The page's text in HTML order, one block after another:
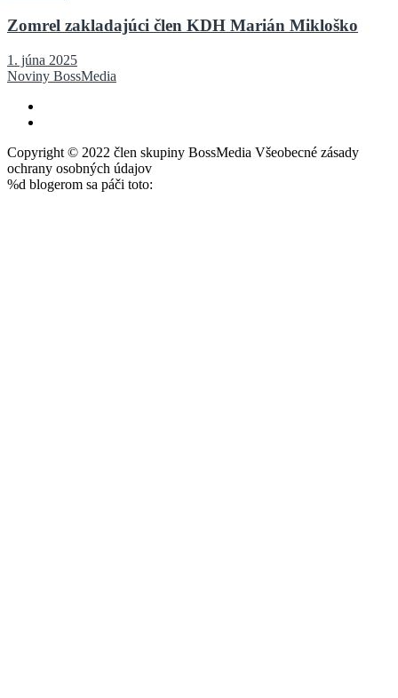
Zomrel zakladajúci člen KDH Marián Mikloško
1. júna 2025
Noviny BossMedia
Copyright © 2022 člen skupiny BossMedia Všeobecné zásady
ochrany osobných údajov
%d blogerom sa páči toto: